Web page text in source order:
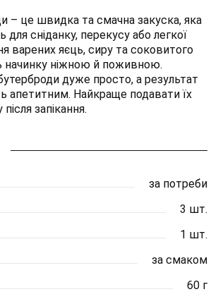
– це швидка та смачна закуска, яка
для сніданку, перекусу або легкої
варених яєць, сиру та соковитого
начинку ніжною й поживною.
дуже просто, а результат
апетитним. Найкраще подавати їх
запікання.
за потреби
3 шт.
1 шт.
за смаком
60 г